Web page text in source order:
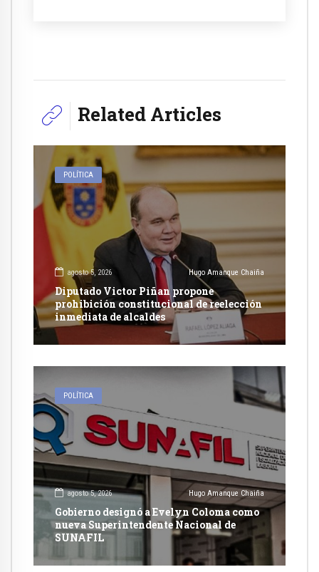
Related Articles
POLÍTICA
agosto 5, 2026 Hugo Amanque Chaiña
Diputado Victor Piñan propone
prohibición constitucional de reelección
inmediata de alcaldes
POLÍTICA
agosto 5, 2026 Hugo Amanque Chaiña
Gobierno designó a Evelyn Coloma como
nueva Superintendente Nacional de
SUNAFIL